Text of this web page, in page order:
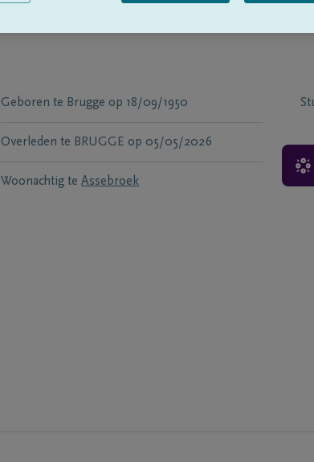
Geboren te Brugge op 18/09/1950
Overleden te BRUGGE op 05/05/2026
Woonachtig te Assebroek